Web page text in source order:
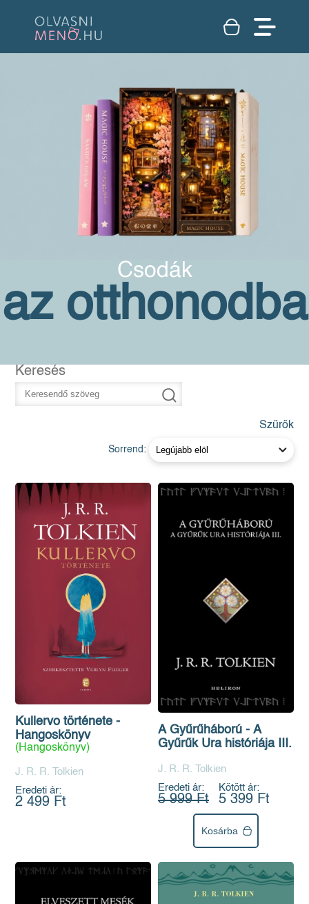
Csodák
az otthonodba
Keresés
Szűrők
Sorrend:
Kullervo története -
Hangoskönyv
(Hangoskönyv)
J. R. R. Tolkien
Eredeti ár:
2 499 Ft
A Gyűrűháború - A
Gyűrűk Ura históriája III.
J. R. R. Tolkien
Eredeti ár:
5 999 Ft
Kötött ár:
5 399 Ft
Kosárba